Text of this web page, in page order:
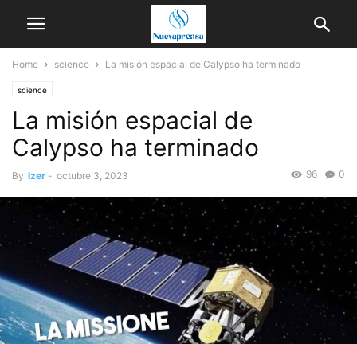
Home science La misión espacial de Calypso ha terminado
science
La misión espacial de
Calypso ha terminado
By Izer - octubre 3, 2023 0
96